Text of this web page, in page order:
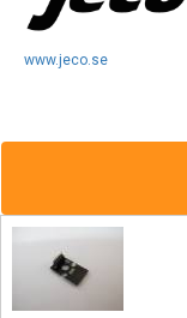
www.jeco.se